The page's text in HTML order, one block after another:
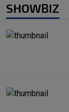
SHOWBIZ